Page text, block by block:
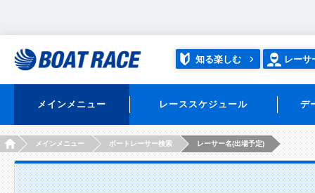
知る楽しむ レーサ
メインメニュー レーススケジュール デ
HOMEメインメニュー ボートレーサー検索 レーサー名(出場予定)